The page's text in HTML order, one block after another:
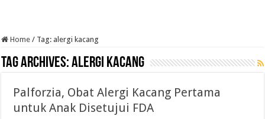
Home / Tag: alergi kacang
Tag Archives:alergi kacang
Palforzia, Obat Alergi Kacang Pertama
untuk Anak Disetujui FDA